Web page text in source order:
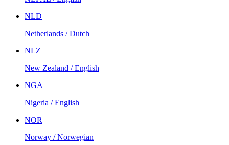
NLD
Netherlands / Dutch
NLZ
New Zealand / English
NGA
Nigeria / English
NOR
Norway / Norwegian